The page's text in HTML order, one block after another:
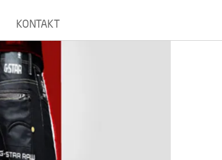
KONTAKT